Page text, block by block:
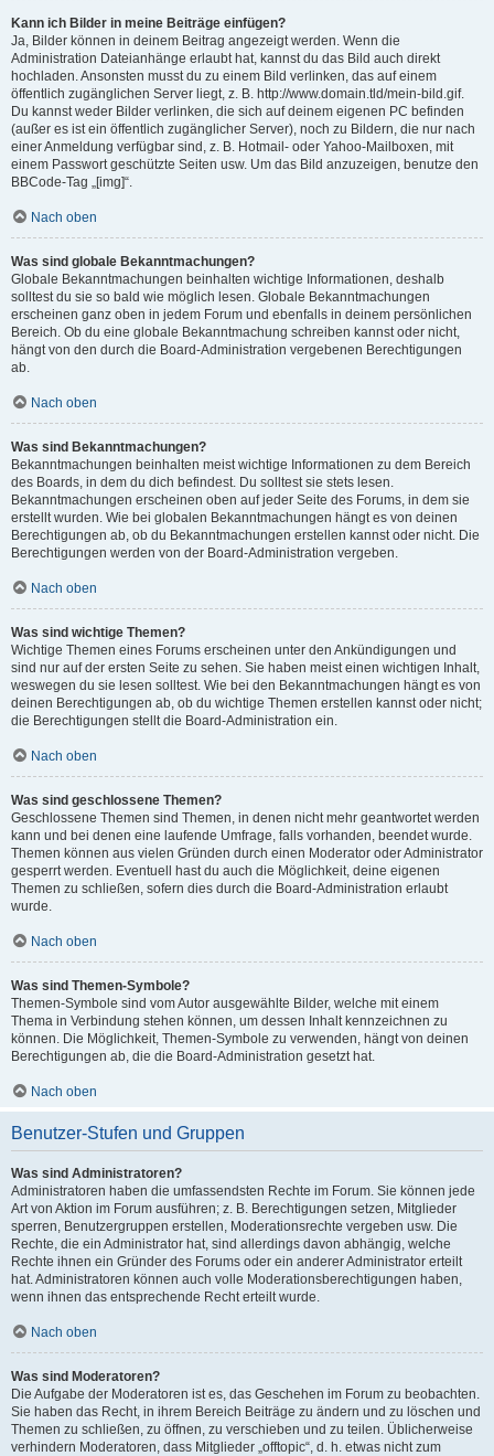
Kann ich Bilder in meine Beiträge einfügen?
Ja, Bilder können in deinem Beitrag angezeigt werden. Wenn die
Administration Dateianhänge erlaubt hat, kannst du das Bild auch direkt
hochladen. Ansonsten musst du zu einem Bild verlinken, das auf einem
öffentlich zugänglichen Server liegt, z. B. http://www.domain.tld/mein-bild.gif.
Du kannst weder Bilder verlinken, die sich auf deinem eigenen PC befinden
(außer es ist ein öffentlich zugänglicher Server), noch zu Bildern, die nur nach
einer Anmeldung verfügbar sind, z. B. Hotmail- oder Yahoo-Mailboxen, mit
einem Passwort geschützte Seiten usw. Um das Bild anzuzeigen, benutze den
BBCode-Tag „[img]“.
Nach oben
Was sind globale Bekanntmachungen?
Globale Bekanntmachungen beinhalten wichtige Informationen, deshalb
solltest du sie so bald wie möglich lesen. Globale Bekanntmachungen
erscheinen ganz oben in jedem Forum und ebenfalls in deinem persönlichen
Bereich. Ob du eine globale Bekanntmachung schreiben kannst oder nicht,
hängt von den durch die Board-Administration vergebenen Berechtigungen
ab.
Nach oben
Was sind Bekanntmachungen?
Bekanntmachungen beinhalten meist wichtige Informationen zu dem Bereich
des Boards, in dem du dich befindest. Du solltest sie stets lesen.
Bekanntmachungen erscheinen oben auf jeder Seite des Forums, in dem sie
erstellt wurden. Wie bei globalen Bekanntmachungen hängt es von deinen
Berechtigungen ab, ob du Bekanntmachungen erstellen kannst oder nicht. Die
Berechtigungen werden von der Board-Administration vergeben.
Nach oben
Was sind wichtige Themen?
Wichtige Themen eines Forums erscheinen unter den Ankündigungen und
sind nur auf der ersten Seite zu sehen. Sie haben meist einen wichtigen Inhalt,
weswegen du sie lesen solltest. Wie bei den Bekanntmachungen hängt es von
deinen Berechtigungen ab, ob du wichtige Themen erstellen kannst oder nicht;
die Berechtigungen stellt die Board-Administration ein.
Nach oben
Was sind geschlossene Themen?
Geschlossene Themen sind Themen, in denen nicht mehr geantwortet werden
kann und bei denen eine laufende Umfrage, falls vorhanden, beendet wurde.
Themen können aus vielen Gründen durch einen Moderator oder Administrator
gesperrt werden. Eventuell hast du auch die Möglichkeit, deine eigenen
Themen zu schließen, sofern dies durch die Board-Administration erlaubt
wurde.
Nach oben
Was sind Themen-Symbole?
Themen-Symbole sind vom Autor ausgewählte Bilder, welche mit einem
Thema in Verbindung stehen können, um dessen Inhalt kennzeichnen zu
können. Die Möglichkeit, Themen-Symbole zu verwenden, hängt von deinen
Berechtigungen ab, die die Board-Administration gesetzt hat.
Nach oben
Benutzer-Stufen und Gruppen
Was sind Administratoren?
Administratoren haben die umfassendsten Rechte im Forum. Sie können jede
Art von Aktion im Forum ausführen; z. B. Berechtigungen setzen, Mitglieder
sperren, Benutzergruppen erstellen, Moderationsrechte vergeben usw. Die
Rechte, die ein Administrator hat, sind allerdings davon abhängig, welche
Rechte ihnen ein Gründer des Forums oder ein anderer Administrator erteilt
hat. Administratoren können auch volle Moderationsberechtigungen haben,
wenn ihnen das entsprechende Recht erteilt wurde.
Nach oben
Was sind Moderatoren?
Die Aufgabe der Moderatoren ist es, das Geschehen im Forum zu beobachten.
Sie haben das Recht, in ihrem Bereich Beiträge zu ändern und zu löschen und
Themen zu schließen, zu öffnen, zu verschieben und zu teilen. Üblicherweise
verhindern Moderatoren, dass Mitglieder „offtopic“, d. h. etwas nicht zum